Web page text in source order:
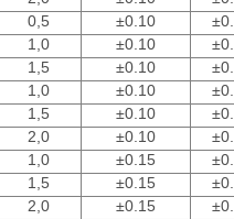
0,5 ±0.10
1,0 ±0.10
1,5 ±0.10
1,0 ±0.10
1,5 ±0.10
2,0 ±0.10
1,0 ±0.15
1,5 ±0.15
2,0 ±0.15